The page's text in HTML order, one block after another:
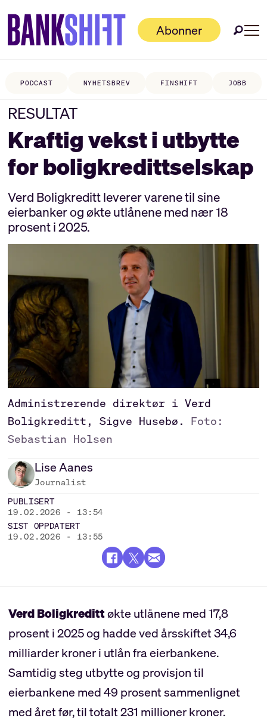
Abonner
PODCAST NYHETSBREV FINSHIFT JOBB
RESULTAT
Kraftig vekst i utbytte
for boligkredittselskap
Verd Boligkreditt leverer varene til sine
eierbanker og økte utlånene med nær 18
prosent i 2025.
Administrerende direktør i Verd
Boligkreditt, Sigve Husebø.
Foto:
Sebastian Holsen
LiseAanes
Journalist
PUBLISERT
19.02.2026 - 13:54
SIST OPPDATERT
19.02.2026 - 13:55
Verd Boligkredittøkte utlånene med 17,8
prosent i 2025 og hadde ved årsskiftet 34,6
milliarder kroner i utlån fra eierbankene.
Samtidig steg utbytte og provisjon til
eierbankene med 49 prosent sammenlignet
med året før, til totalt 231 millioner kroner.